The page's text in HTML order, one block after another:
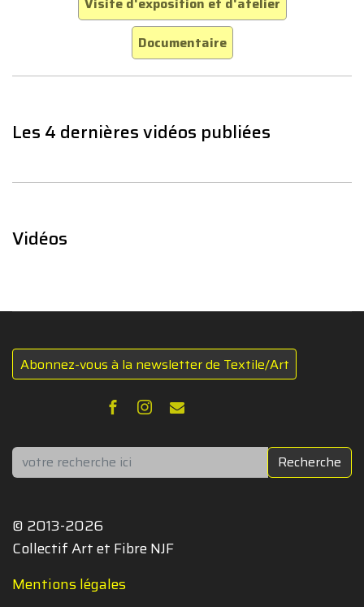
Documentaire
Les 4 dernières vidéos publiées
Vidéos
Abonnez-vous à la newsletter de Textile/Art
Rechercher Recherche
© 2013-2026
Collectif Art et Fibre NJF
Mentions légales